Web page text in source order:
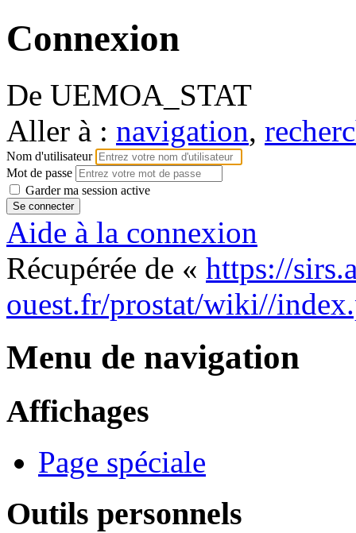
Connexion
De UEMOA_STAT
Aller à : navigation,
Nom d'utilisateur
Mot de passe
Garder ma session active
Aide à la connexion
Récupérée de « https://
ouest.fr/prostat/wiki//
Menu de navigation
Affichages
Page spéciale
Outils personnels